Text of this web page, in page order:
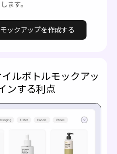
ます。
ックアップを作成する
ルボトルモックアッ
ンする利点